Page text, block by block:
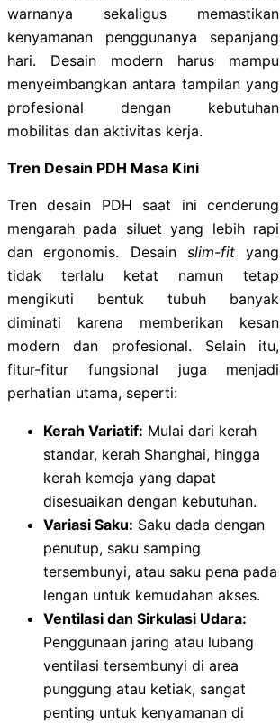
warnanya sekaligus memastikan
kenyamanan penggunanya sepanjang
hari. Desain modern harus mampu
menyeimbangkan antara tampilan yang
profesional dengan kebutuhan
mobilitas dan aktivitas kerja.
Tren Desain PDH Masa Kini
Tren desain PDH saat ini cenderung
mengarah pada siluet yang lebih rapi
dan ergonomis. Desainslim-fit yang
tidak terlalu ketat namun tetap
mengikuti bentuk tubuh banyak
diminati karena memberikan kesan
modern dan profesional. Selain itu,
fitur-fitur fungsional juga menjadi
perhatian utama, seperti:
Kerah Variatif: Mulai dari kerah
standar, kerah Shanghai, hingga
kerah kemeja yang dapat
disesuaikan dengan kebutuhan.
Variasi Saku: Saku dada dengan
penutup, saku samping
tersembunyi, atau saku pena pada
lengan untuk kemudahan akses.
Ventilasi dan Sirkulasi Udara:
Penggunaan jaring atau lubang
ventilasi tersembunyi di area
punggung atau ketiak, sangat
penting untuk kenyamanan di